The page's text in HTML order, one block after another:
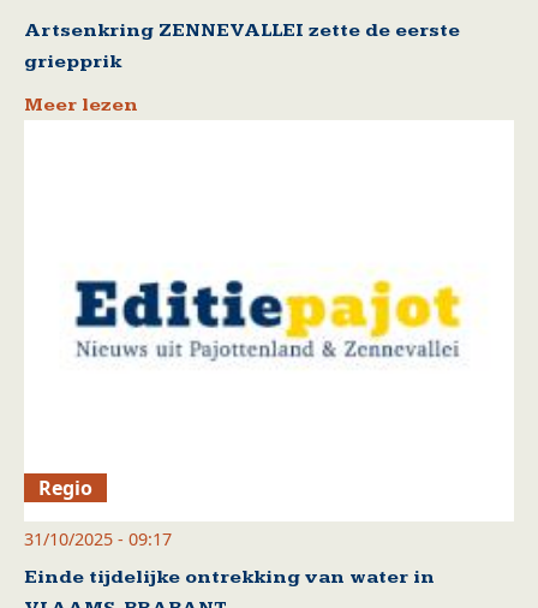
Artsenkring ZENNEVALLEI zette de eerste
griepprik
Meer lezen
Regio
31/10/2025 - 09:17
Einde tijdelijke ontrekking van water in